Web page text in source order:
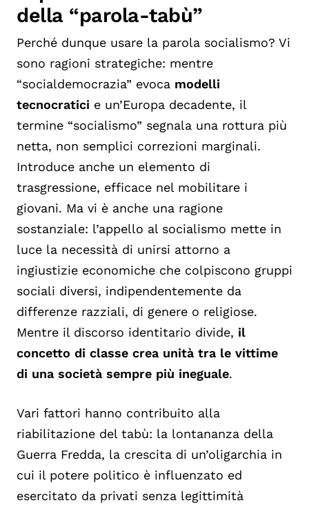
della “parola-tabù”
Perché dunque usare la parola socialismo? Vi
sono ragioni strategiche: mentre
“socialdemocrazia” evoca modelli
tecnocratici e un’Europa decadente, il
termine “socialismo” segnala una rottura più
netta, non semplici correzioni marginali.
Introduce anche un elemento di
trasgressione, efficace nel mobilitare i
giovani. Ma vi è anche una ragione
sostanziale: l’appello al socialismo mette in
luce la necessità di unirsi attorno a
ingiustizie economiche che colpiscono gruppi
sociali diversi, indipendentemente da
differenze razziali, di genere o religiose.
Mentre il discorso identitario divide, il
concetto di classe crea unità tra le vittime
di una società sempre più ineguale.
Vari fattori hanno contribuito alla
riabilitazione del tabù: la lontananza della
Guerra Fredda, la crescita di un’oligarchia in
cui il potere politico è influenzato ed
esercitato da privati senza legittimità